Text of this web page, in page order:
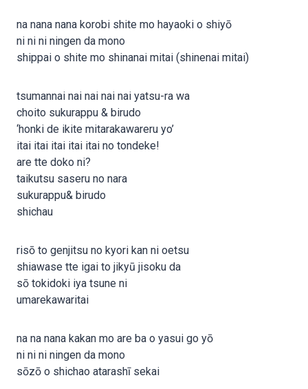
na nana nana korobi shite mo hayaoki o shiyō
ni ni ni ningen da mono
shippai o shite mo shinanai mitai (shinenai mitai)
tsumannai nai nai nai nai yatsu-ra wa
choito sukurappu & birudo
‘honki de ikite mitarakawareru yo’
itai itai itai itai itai no tondeke!
are tte doko ni?
taikutsu saseru no nara
sukurappu& birudo
shichau
risō to genjitsu no kyori kan ni oetsu
shiawase tte igai to jikyū jisoku da
sō tokidoki iya tsune ni
umarekawaritai
na na nana kakan mo are ba o yasui go yō
ni ni ni ningen da mono
sōzō o shichao atarashī sekai